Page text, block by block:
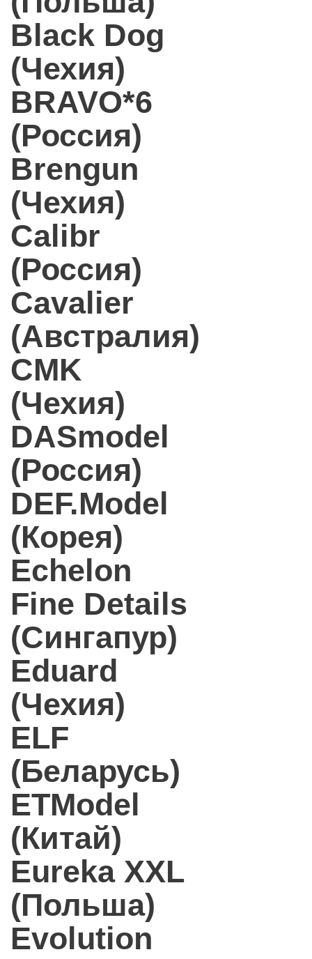
Black Dog
(Чехия)
BRAVO*6
(Россия)
Brengun
(Чехия)
Calibr
(Россия)
Cavalier
(Австралия)
CMK
(Чехия)
DASmodel
(Россия)
DEF.Model
(Корея)
Echelon
Fine Details
(Сингапур)
Eduard
(Чехия)
ELF
(Беларусь)
ETModel
(Китай)
Eureka XXL
(Польша)
Evolution